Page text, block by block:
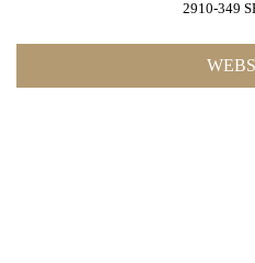
2910-349